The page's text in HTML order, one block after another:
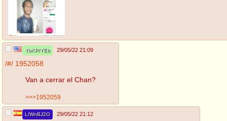
YbKP/YEb 29/05/22 21:09
/#/ 1952058
Van a cerrar el Chan?
>>>1952059
L/WnBJ2O 29/05/22 21:12